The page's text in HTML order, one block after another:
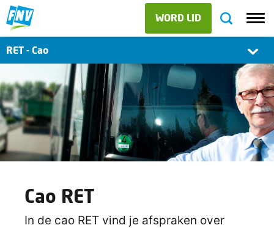
WORD LID
RET - Cao
Cao RET
In de cao RET vind je afspraken over